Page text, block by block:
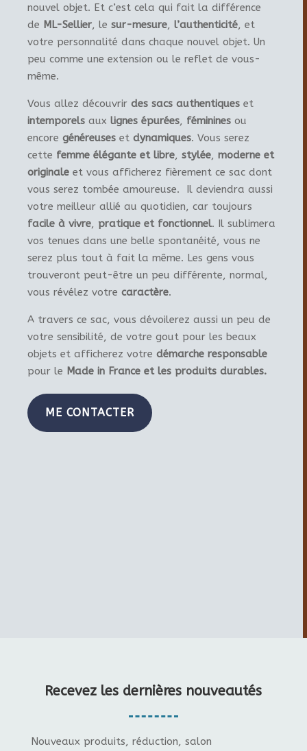
nouvel objet. Et c’est cela qui fait la différence
de ML-Sellier, le sur-mesure, l’authenticité, et
votre personnalité dans chaque nouvel objet. Un
peu comme une extension ou le reflet de vous-
même.
Vous allez découvrir des sacs authentiques et
intemporels aux lignes épurées, féminines ou
encore généreuses et dynamiques. Vous serez
cette femme élégante et libre, stylée, moderne et
originale et vous afficherez fièrement ce sac dont
vous serez tombée amoureuse. Il deviendra aussi
votre meilleur allié au quotidien, car toujours
facile à vivre, pratique et fonctionnel. Il sublimera
vos tenues dans une belle spontanéité, vous ne
serez plus tout à fait la même. Les gens vous
trouveront peut-être un peu différente, normal,
vous révélez votre caractère.
A travers ce sac, vous dévoilerez aussi un peu de
votre sensibilité, de votre gout pour les beaux
objets et afficherez votre démarche responsable
pour le Made in France et les produits durables.
ME CONTACTER
Recevez les dernières nouveautés
Nouveaux produits, réduction, salon